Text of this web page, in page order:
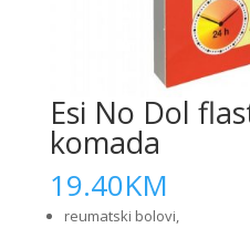
Esi No Dol
komada
19.40KM
reumatski bolovi,